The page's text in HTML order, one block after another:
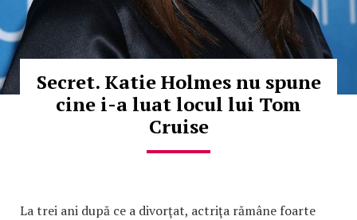
Secret. Katie Holmes nu spune
cine i-a luat locul lui Tom
Cruise
La trei ani după ce a divorţat, actriţa rămâne foarte